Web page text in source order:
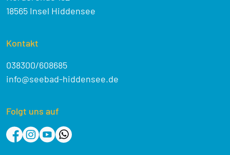
18565 Insel Hiddensee
Kontakt
038300/608685
info@seebad-hiddensee.de
Folgt uns auf